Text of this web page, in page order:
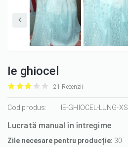
Ie ghiocel
it
1/5
it
2/5
it
3/5
it
4/5
it
5/5
21 Recenzii
Cod produs: IE-GHIOCEL-LUNG-XS
Lucrată manual în întregime
Zile necesare pentru producție: 30